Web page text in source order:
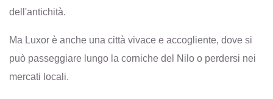
dell'antichità.
Ma Luxor è anche una città vivace e accogliente, dove si
può passeggiare lungo la corniche del Nilo o perdersi nei
mercati locali.